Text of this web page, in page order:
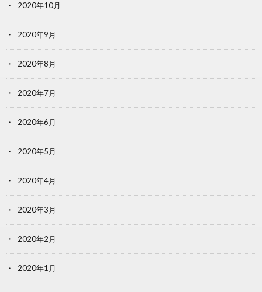
2020年10月
2020年9月
2020年8月
2020年7月
2020年6月
2020年5月
2020年4月
2020年3月
2020年2月
2020年1月